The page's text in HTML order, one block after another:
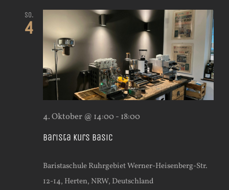
So.
4
Barista Kurs Basic
4. Oktober @ 14:00- 18:00
Baristaschule RuhrgebietWerner-Heisenberg-Str.
12-14, Herten, NRW, Deutschland